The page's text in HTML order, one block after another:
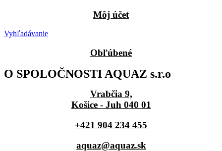
Môj účet
Vyhľadávanie
Obľúbené
O SPOLOČNOSTI AQUAZ s.r.o
Vrabčia 9,
Košice - Juh 040 01
+421 904 234 455
aquaz@aquaz.sk